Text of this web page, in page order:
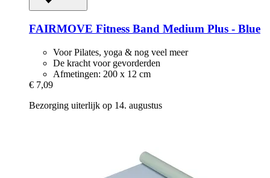
FAIRMOVE Fitness Band Medium Plus -​ Blue
Voor Pilates, yoga & nog veel meer
De kracht voor gevorderden
Afmetingen: 200 x 12 cm
€ 7,09
Bezorging uiterlijk op 14. augustus